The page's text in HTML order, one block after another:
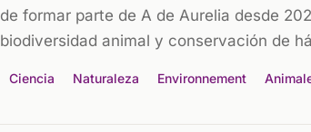
de formar parte de A de Aurelia desde
biodiversidad animal y conservación de
Ciencia Naturaleza Environnement